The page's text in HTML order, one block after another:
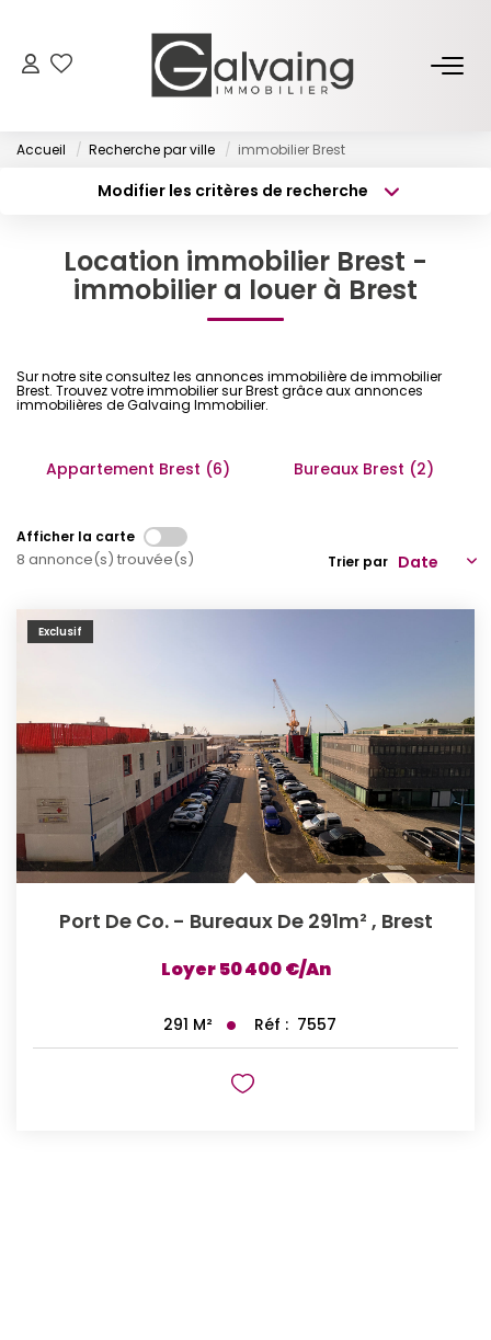
À Vendre
À Louer
PROGRAMMES NEUFS
GESTION LOCATIVE
L’AGENCE
Qui Sommes-Nous
Notre Équipe
ESPACE CLIENT
Gestion Locative
Mon Compte
CONTACT
Accueil Recherche par ville immobilier Brest
Modifier les critères de recherche
Sélectionnez...
Type de bien
Surface min
Créer une alerte
Location immobilier Brest -
immobilier a louer à Brest
Sur notre site consultez les annonces immobilière de immobilier
Brest. Trouvez votre immobilier sur Brest grâce aux annonces
immobilières de Galvaing Immobilier.
Appartement Brest (6) Bureaux Brest (2)
Afficher la carte
8 annonce(s) trouvée(s) Trier par
Exclusif
Port De Co. - Bureaux De 291m² , Brest
Loyer 50 400 €/an
291 M² Réf : 7557